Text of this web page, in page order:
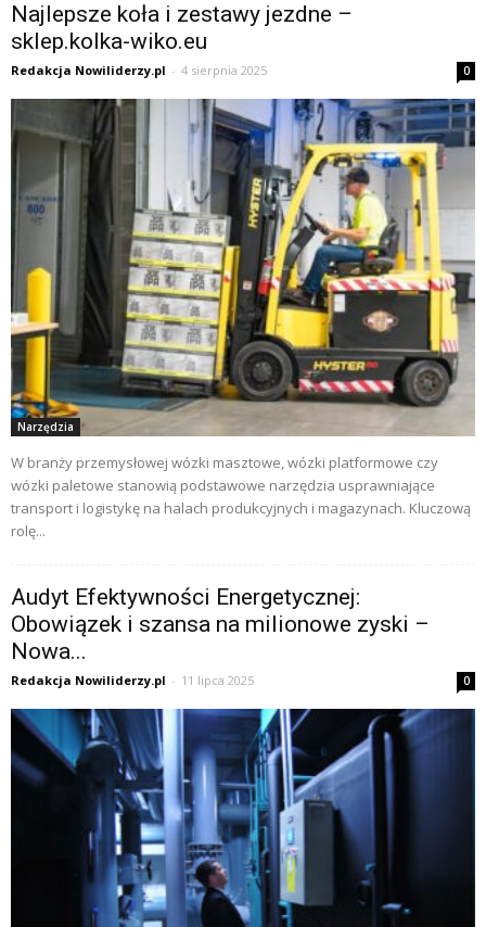
Najlepsze koła i zestawy jezdne –
sklep.kolka-wiko.eu
Redakcja Nowiliderzy.pl - 4 sierpnia 2025 0
Narzędzia
W branży przemysłowej wózki masztowe, wózki platformowe czy
wózki paletowe stanowią podstawowe narzędzia usprawniające
transport i logistykę na halach produkcyjnych i magazynach. Kluczową
rolę...
Audyt Efektywności Energetycznej:
Obowiązek i szansa na milionowe zyski –
Nowa...
Redakcja Nowiliderzy.pl - 11 lipca 2025 0